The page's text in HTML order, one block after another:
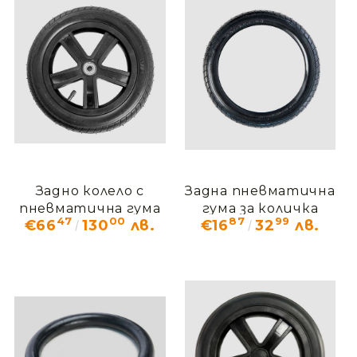
Задно колело с
пневматична гума
за количка
€6647 13000 лв.
Задна пневматична
гума за количка
ОМБРЕЛО ОМО_702
€1687 3299 лв.